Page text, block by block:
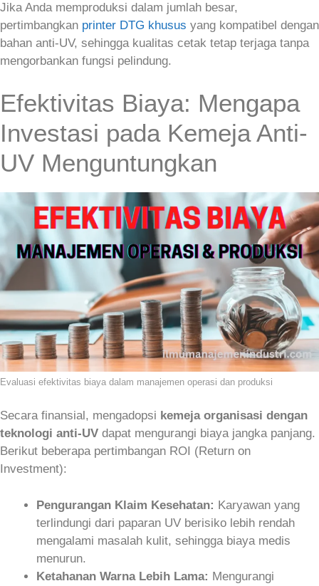
Jika Anda memproduksi dalam jumlah besar,
pertimbangkan printer DTG khusus yang kompatibel dengan
bahan anti‑UV, sehingga kualitas cetak tetap terjaga tanpa
mengorbankan fungsi pelindung.
Efektivitas Biaya: Mengapa
Investasi pada Kemeja Anti-
UV Menguntungkan
Evaluasi efektivitas biaya dalam manajemen operasi dan produksi
Secara finansial, mengadopsi kemeja organisasi dengan
teknologi anti-UV dapat mengurangi biaya jangka panjang.
Berikut beberapa pertimbangan ROI (Return on
Investment):
Pengurangan Klaim Kesehatan: Karyawan yang
terlindungi dari paparan UV berisiko lebih rendah
mengalami masalah kulit, sehingga biaya medis
menurun.
Ketahanan Warna Lebih Lama: Mengurangi